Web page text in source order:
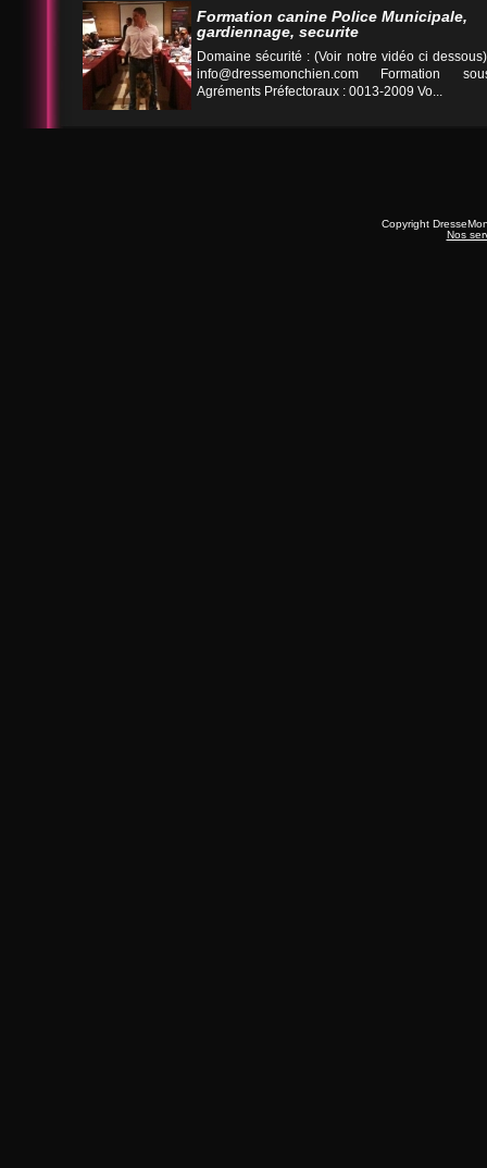
Formation canine Police Municipale,
gardiennage, securite
Domaine sécurité : (Voir notre vidéo ci
info@dressemonchien.com Formation
Agréments Préfectoraux : 0013-2009 Vo...
Copyright
Nos